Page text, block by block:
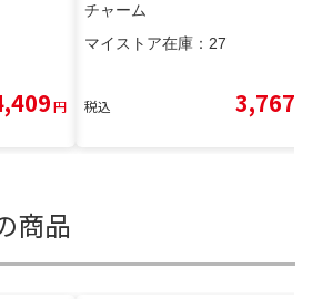
円
チャーム
マイストア在庫： 27
税込 3,767
商品